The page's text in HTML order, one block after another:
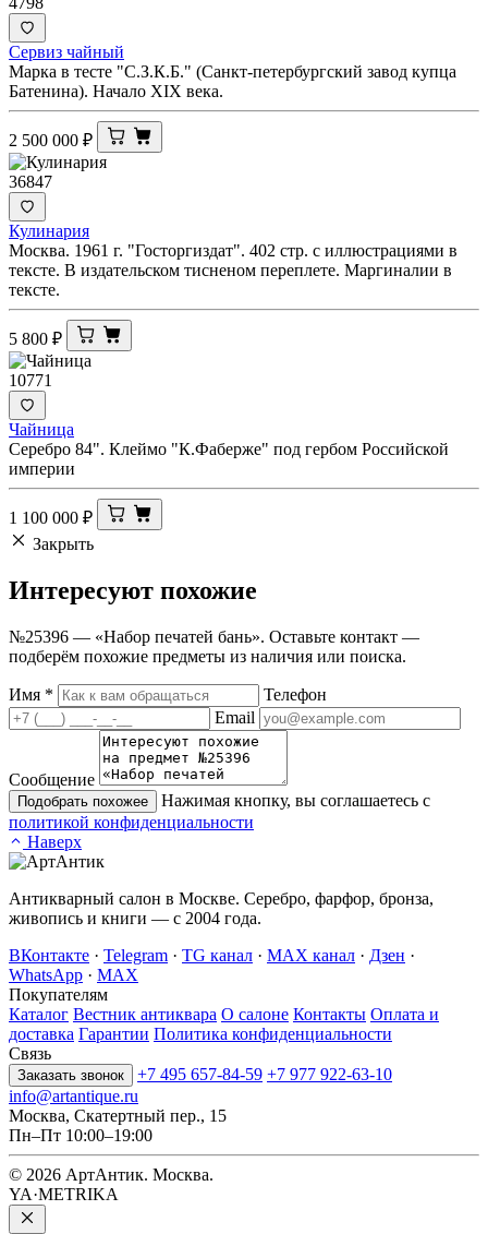
Сервиз чайный
Марка в тесте "С.З.К.Б." (Санкт-петербургский завод купца
Батенина). Начало XIX века.
2 500 000 ₽
36847
Кулинария
Москва. 1961 г. "Госторгиздат". 402 стр. с иллюстрациями в
тексте. В издательском тисненом переплете. Маргиналии в
тексте.
5 800 ₽
10771
Чайница
Серебро 84". Клеймо "К.Фаберже" под гербом Российской
империи
1 100 000 ₽
Закрыть
Интересуют похожие
№25396 — «Набор печатей бань». Оставьте контакт —
подберём похожие предметы из наличия или поиска.
Имя *
Телефон
Email
Сообщение
Подобрать похожее
Нажимая кнопку, вы соглашаетесь с
политикой конфиденциальности
Наверх
Антикварный салон в Москве. Серебро, фарфор, бронза,
живопись и книги — с 2004 года.
ВКонтакте · Telegram · TG канал · MAX канал · Дзен ·
WhatsApp · MAX
Покупателям
Каталог Вестник антиквара О салоне Контакты Оплата и
доставка Гарантии Политика конфиденциальности
Связь
Заказать звонок +7 495 657-84-59 +7 977 922-63-10
info@artantique.ru
Москва, Скатертный пер., 15
Пн–Пт 10:00–19:00
© 2026 АртАнтик. Москва.
YA·METRIKA